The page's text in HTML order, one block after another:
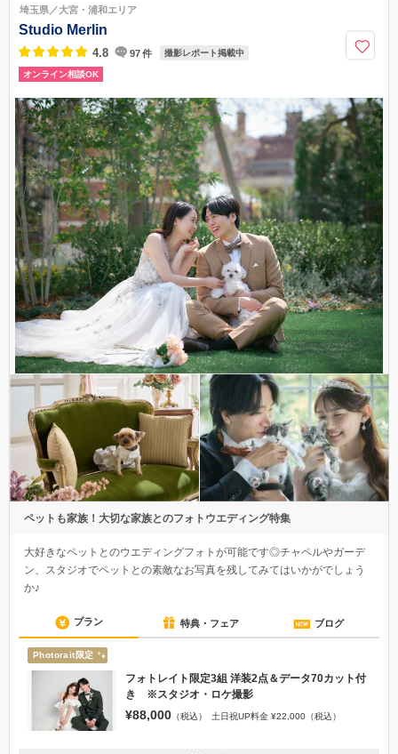
048-940-5968
埼玉県／大宮・浦和エリア
Studio Merlin
4.8 97件 撮影レポート掲載中
オンライン相談OK
ペットも家族！大切な家族とのフォトウエディング特集
大好きなペットとのウエディングフォトが可能です◎チャペルやガーデ
ン、スタジオでペットとの素敵なお写真を残してみてはいかがでしょう
か♪
プラン 特典・フェア ブログ
Photorait限定
フォトレイト限定3組 洋装2点＆データ70カット付
き ※スタジオ・ロケ撮影
¥88,000 （税込） 土日祝UP料金 ¥22,000（税込）